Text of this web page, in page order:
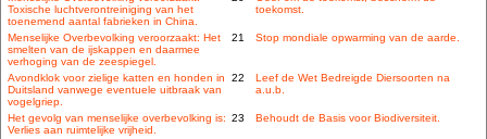
Toxische luchtverontreiniging van het
toenemend aantal fabrieken in China.
toekomst.
Menselijke Overbevolking veroorzaakt: Het
smelten van de ijskappen en daarmee
verhoging van de zeespiegel.
21 Stop mondiale opwarming van de aarde.
Avondklok voor zielige katten en honden in
Duitsland vanwege eventuele uitbraak van
vogelgriep.
22
Leef de Wet Bedreigde Diersoorten na
a.u.b.
Het gevolg van menselijke overbevolking is:
Verlies aan ruimtelijke vrijheid.
23 Behoudt de Basis voor Biodiversiteit.